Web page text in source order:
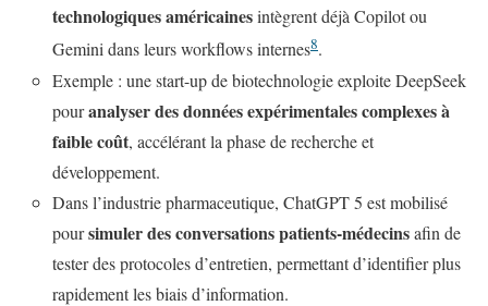
technologiques américainesintègrent déjà Copilot ou
Gemini dans leurs workflows internes8.
Exemple : une start-up de biotechnologie exploite DeepSeek
pouranalyser des données expérimentales complexes à
faible coût, accélérant la phase de recherche et
développement.
Dans l’industrie pharmaceutique, ChatGPT 5 est mobilisé
poursimuler des conversations patients-médecinsafin de
tester des protocoles d’entretien, permettant d’identifier plus
rapidement les biais d’information.